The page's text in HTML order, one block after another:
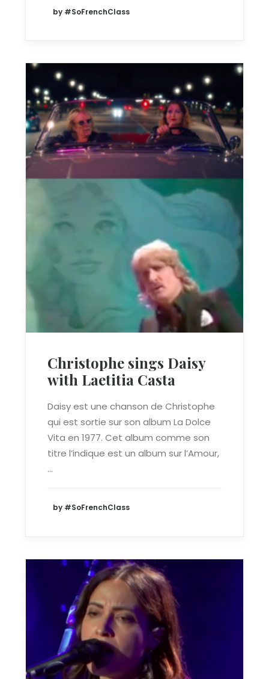
by #SoFrenchClass
Christophe sings Daisy
with Laetitia Casta
Daisy est une chanson de Christophe
qui est sortie sur son album La Dolce
Vita en 1977. Cet album comme son
titre l’indique est un album sur l’Amour,
…
by #SoFrenchClass